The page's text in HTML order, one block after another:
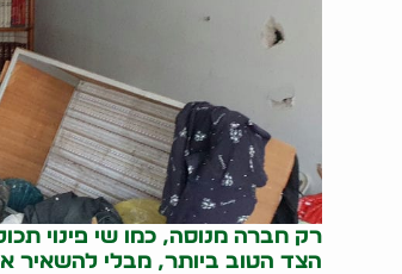
רק חברה מנוסה, כמו שי פינוי
הצד הטוב ביותר, מבלי להשאיר